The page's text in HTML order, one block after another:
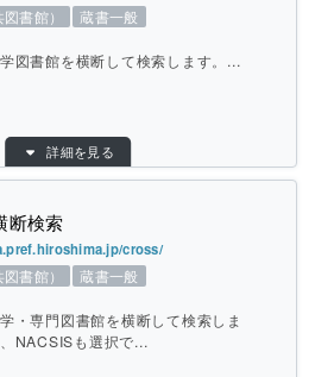
個別ページを開く
ます。国立国会図書館、NACSISも選
きます。
個別ページを開く
書館） 蔵書一般
図書館を横断して検索します。...
一般
立図書館
館のデータベースを横断して検索
詳細を見る
断検索
cross/
書館） 蔵書一般
・専門図書館を横断して検索しま
NACSISも選択で...